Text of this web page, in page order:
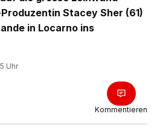
Stacey Sher (61)
in Locarno ins
Uhr
Kommentieren